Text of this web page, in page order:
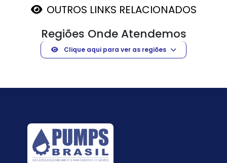
OUTROS LINKS RELACIONADOS
Regiões Onde Atendemos
Clique aqui para ver as regiões